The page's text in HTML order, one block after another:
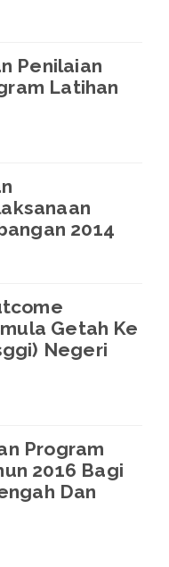
Penilaian
Latihan
2014
Getah Ke
Negeri
Program
2016 Bagi
Dan